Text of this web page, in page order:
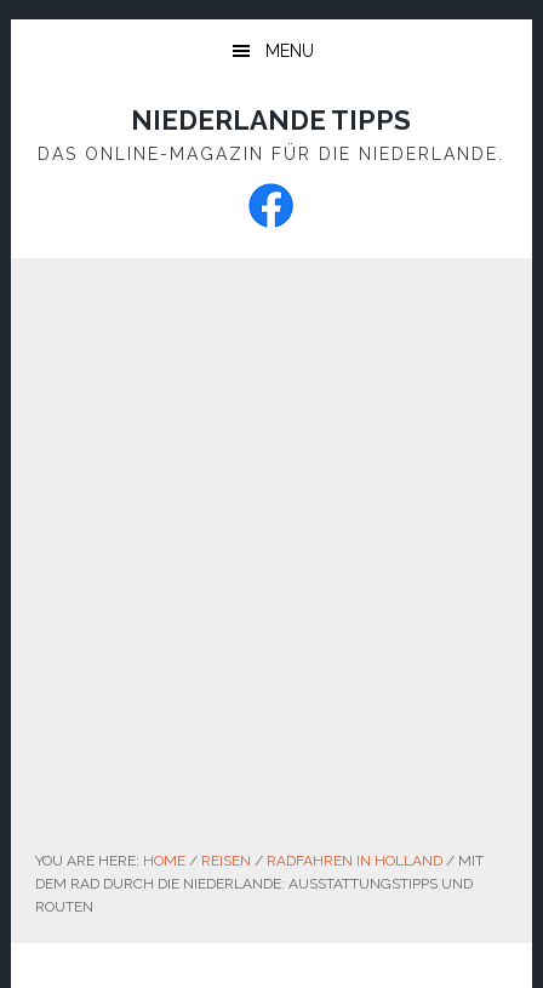
Skip
Skip
MENU
NIEDERLANDE TIPPS
DAS ONLINE-MAGAZIN FÜR DIE NIEDERLANDE.
YOU ARE HERE: HOME / REISEN / RADFAHREN IN HOLLAND /MIT
DEM RAD DURCH DIE NIEDERLANDE: AUSSTATTUNGSTIPPS UND
ROUTEN